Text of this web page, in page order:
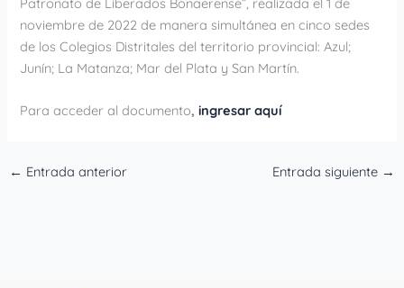
noviembre de 2022 de manera simultánea en cinco sedes
de los Colegios Distritales del territorio provincial: Azul;
Junín; La Matanza; Mar del Plata y San Martín.
Para acceder al documento,ingresar aquí
← Entrada anterior Entrada siguiente →